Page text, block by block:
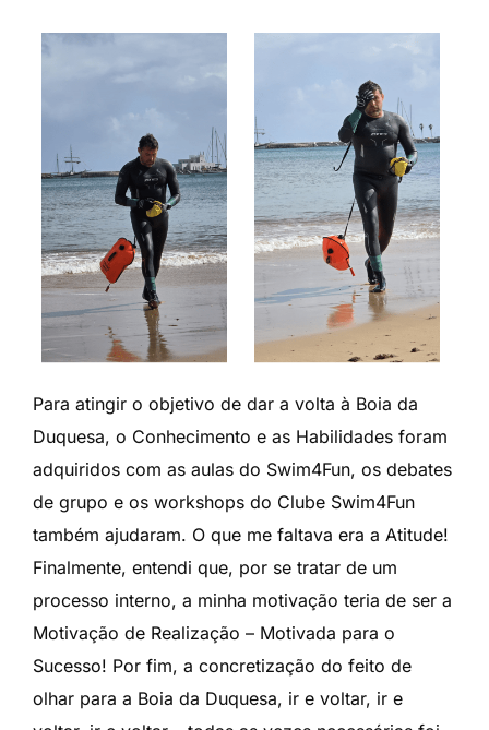
Para atingir o objetivo de dar a volta à Boia da
Duquesa, o Conhecimento e as Habilidades foram
adquiridos com as aulas do Swim4Fun, os debates
de grupo e os workshops do Clube Swim4Fun
também ajudaram. O que me faltava era a Atitude!
Finalmente, entendi que, por se tratar de um
processo interno, a minha motivação teria de ser a
Motivação de Realização – Motivada para o
Sucesso! Por fim, a concretização do feito de
olhar para a Boia da Duquesa, ir e voltar, ir e